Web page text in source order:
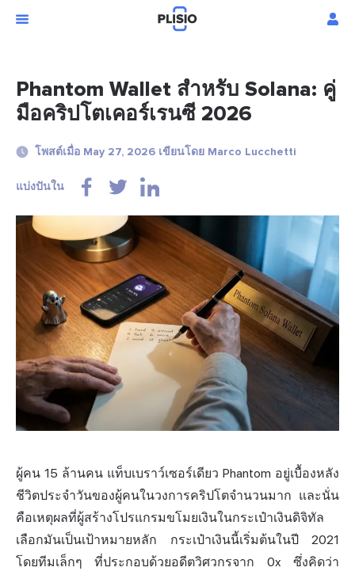
Phantom Wallet สำหรับ Solana: คู่
มือคริปโตเคอร์เรนซี 2026
โพสต์เมื่อ May 27, 2026 เขียนโดย Marco Lucchetti
แบ่งปันใน
ผู้คน 15 ล้านคน แท็บเบราว์เซอร์เดียว Phantom อยู่เบื้องหลัง
ชีวิตประจำวันของผู้คนในวงการคริปโตจำนวนมาก และนั่น
คือเหตุผลที่ผู้สร้างโปรแกรมขโมยเงินในกระเป๋าเงินดิจิทัล
เลือกมันเป็นเป้าหมายหลัก กระเป๋าเงินนี้เริ่มต้นในปี 2021
โดยทีมเล็กๆ ที่ประกอบด้วยอดีตวิศวกรจาก 0x ซึ่งคิดว่า